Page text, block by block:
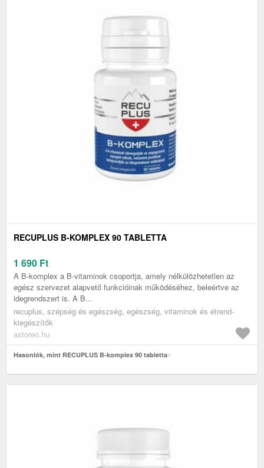
RECUPLUS B-KOMPLEX 90 TABLETTA
1 690 Ft
A B-komplex a B-vitaminok csoportja, amely nélkülözhetetlen az
egész szervezet alapvető funkcióinak működéséhez, beleértve az
idegrendszert is. A B...
recuplus, szépség és egészség, egészség, vitaminok és étrend-
kiegészítők
astoreo.hu
Hasonlók, mint RECUPLUS B-komplex 90 tabletta